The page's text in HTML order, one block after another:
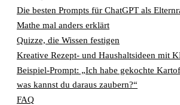
Die besten Prompts für ChatGPT als
Mathe mal anders erklärt
Quizze, die Wissen festigen
Kreative Rezept- und Haushaltsideen mit
Beispiel-Prompt: „Ich habe gekochte
was kannst du daraus zaubern?“
FAQ